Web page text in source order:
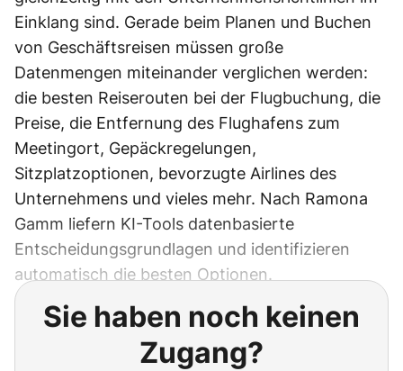
Einklang sind. Gerade beim Planen und Buchen
von Geschäftsreisen müssen große
Datenmengen miteinander verglichen werden:
die besten Reiserouten bei der Flugbuchung, die
Preise, die Entfernung des Flughafens zum
Meetingort, Gepäckregelungen,
Sitzplatzoptionen, bevorzugte Airlines des
Unternehmens und vieles mehr. Nach Ramona
Gamm liefern KI-Tools datenbasierte
Entscheidungsgrundlagen und identifizieren
automatisch die besten Optionen.
Sie haben noch keinen
Zugang?